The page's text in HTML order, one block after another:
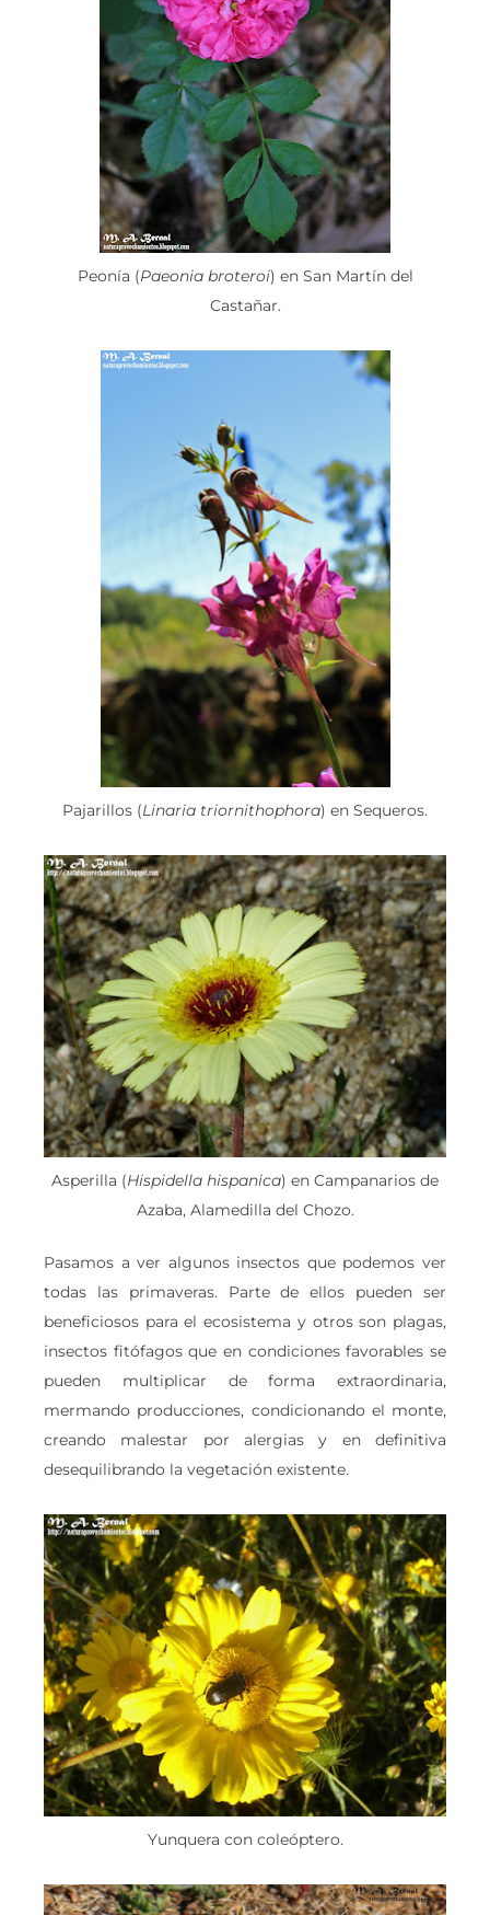
Peonía (Paeonia broteroi) en San Martín del
Castañar.
Pajarillos (Linaria triornithophora) en Sequeros.
Asperilla (Hispidella hispanica) en Campanarios de
Azaba, Alamedilla del Chozo.
Pasamos a ver algunos insectos que podemos ver
todas las primaveras. Parte de ellos pueden ser
beneficiosos para el ecosistema y otros son plagas,
insectos fitófagos que en condiciones favorables se
pueden multiplicar de forma extraordinaria,
mermando producciones, condicionando el monte,
creando malestar por alergias y en definitiva
desequilibrando la vegetación existente.
Yunquera con coleóptero.